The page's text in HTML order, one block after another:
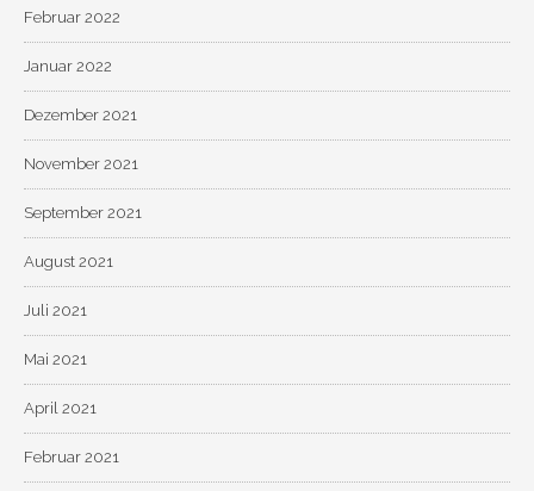
Februar 2022
Januar 2022
Dezember 2021
November 2021
September 2021
August 2021
Juli 2021
Mai 2021
April 2021
Februar 2021